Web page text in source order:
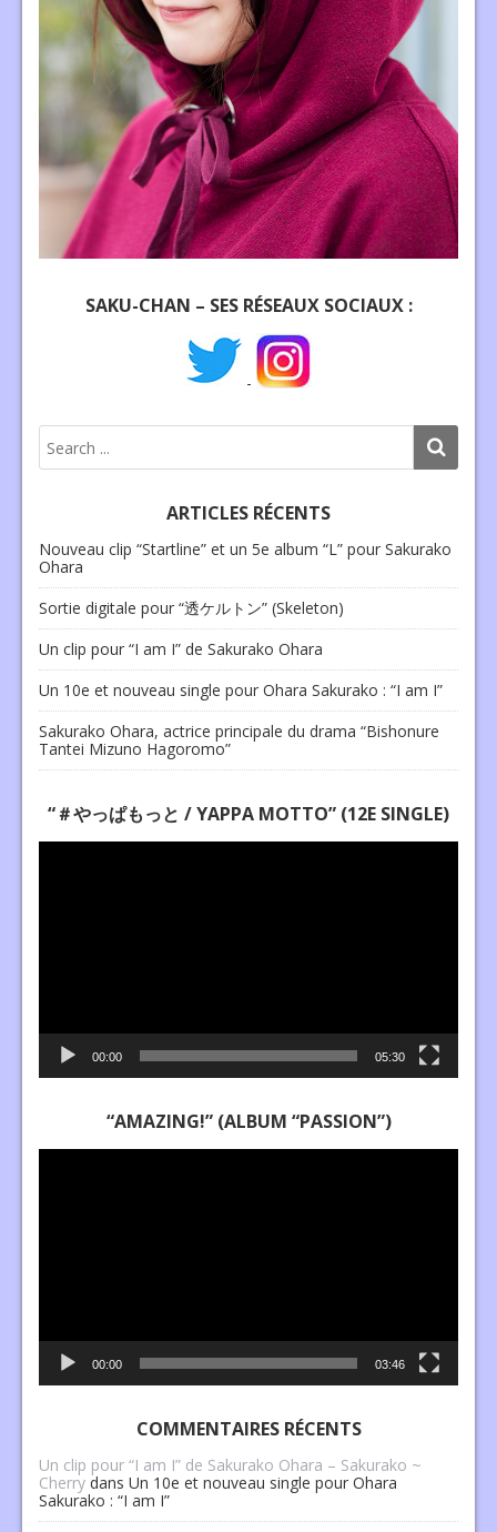
SAKU-CHAN – SES RÉSEAUX SOCIAUX :
-
ARTICLES RÉCENTS
Nouveau clip “Startline” et un 5e album “L” pour Sakurako
Ohara
Sortie digitale pour “透ケルトン” (Skeleton)
Un clip pour “I am I” de Sakurako Ohara
Un 10e et nouveau single pour Ohara Sakurako : “I am I”
Sakurako Ohara, actrice principale du drama “Bishonure
Tantei Mizuno Hagoromo”
“＃やっぱもっと / YAPPA MOTTO” (12E SINGLE)
00:00 05:30
“AMAZING!” (ALBUM “PASSION”)
Lecteur
00:00 03:46
COMMENTAIRES RÉCENTS
Un clip pour “I am I” de Sakurako Ohara – Sakurako ~
Cherry dans Un 10e et nouveau single pour Ohara
Sakurako : “I am I”